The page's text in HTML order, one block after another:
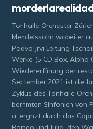
Tonhalle Orchester
Mendelssohn wobei er
Paavo Jrvi Leitung
Werke (5 CD Box, Alpha
Wiedererffnung der
September 2021 ist die
Zyklus des Tonhalle
berhmten Sinfonien von
a. ergnzt durch das
Romeo und Julia, den